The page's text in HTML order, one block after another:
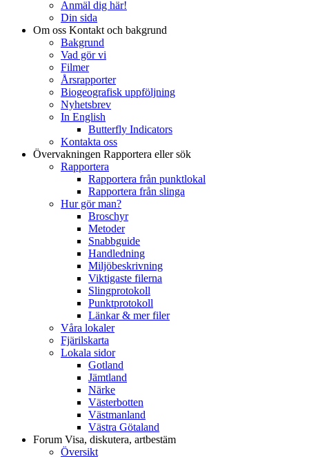
Anmäl dig här!
Din sida
Om oss Kontakt och bakgrund
Bakgrund
Vad gör vi
Filmer
Årsrapporter
Biogeografisk uppföljning
Nyhetsbrev
In English
Butterfly Indicators
Kontakta oss
Övervakningen Rapportera eller sök
Rapportera
Rapportera från punktlokal
Rapportera från slinga
Hur gör man?
Broschyr
Metoder
Snabbguide
Handledning
Miljöbeskrivning
Viktigaste filerna
Slingprotokoll
Punktprotokoll
Länkar & mer filer
Våra lokaler
Fjärilskarta
Lokala sidor
Gotland
Jämtland
Närke
Västerbotten
Västmanland
Västra Götaland
Forum Visa, diskutera, artbestäm
Översikt